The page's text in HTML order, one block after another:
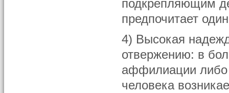
подкрепляющим
предпочитает
4) Высокая
отвержению: в
аффилиации либо
человека